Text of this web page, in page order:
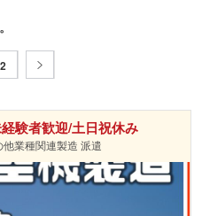
2
験者歓迎/土日祝休み
業種関連製造 派遣